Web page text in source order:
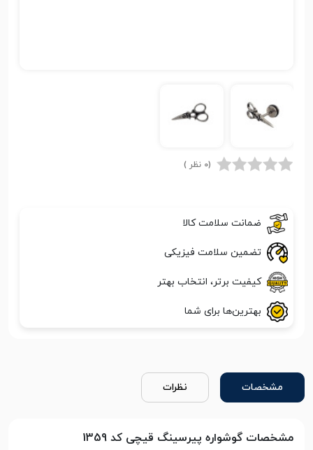
(0 نظر )
ضمانت سلامت کالا
تضمین سلامت فیزیکی
کیفیت برتر، انتخاب بهتر
بهترین‌ها برای شما
مشخصات نظرات
مشخصات گوشواره پیرسینگ قیچی کد 1359